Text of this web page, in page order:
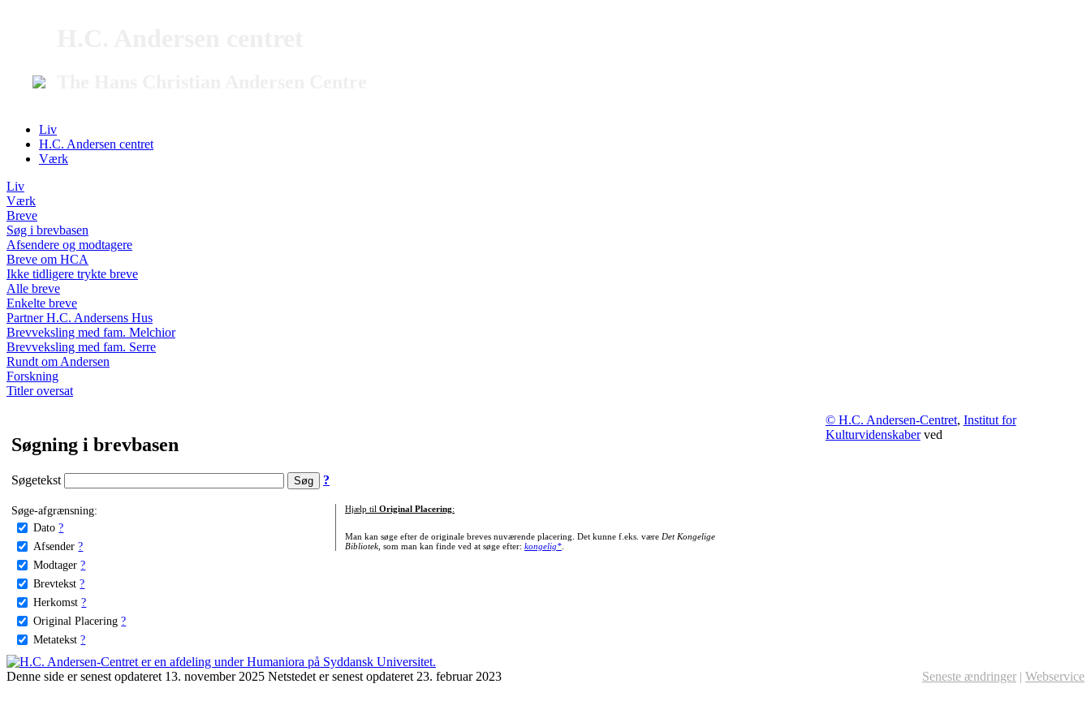
Liv
H.C. Andersen centret
Værk
Liv
Værk
Breve
Søg i brevbasen
Afsendere og modtagere
Breve om HCA
Ikke tidligere trykte breve
Alle breve
Enkelte breve
Partner H.C. Andersens Hus
Brevveksling med fam. Melchior
Brevveksling med fam. Serre
Rundt om Andersen
Forskning
Titler oversat
Søgning i brevbasen
Søgetekst ?
Søge-afgrænsning:
Dato ?
Afsender ?
Modtager ?
Brevtekst ?
Herkomst ?
Original Placering ?
Metatekst ?
Hjælp til Original Placering:
Man kan søge efter de originale breves nuværende placering. Det kunne f.eks. være Det Kongelige
Bibliotek, som man kan finde ved at søge efter: kongelig*.
© H.C. Andersen-Centret, Institut for
Kulturvidenskaberved
Denne side er senest opdateret 13. november 2025 Netstedet er senest opdateret 23. februar 2023 Seneste ændringer | Webservice